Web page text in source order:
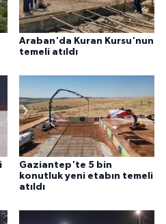
Araban'da Kuran Kursu'nun
temeli atıldı
Gaziantep'te 5 bin
konutluk yeni etabın temeli
atıldı